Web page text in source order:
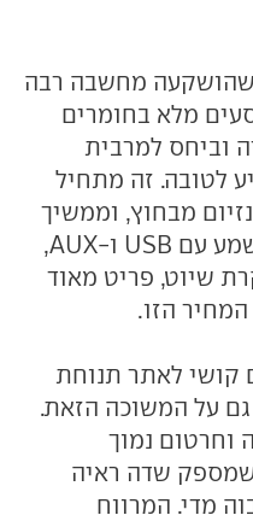
שהושקעה מחשבה רבה
מלא בחומרים
וביחס למרבית
לטובה. זה מתחיל
מבחוץ, וממשיך
למסך המגע הכולל מערכת שמע עם USB ו-AUX,
שיוט, פריט מאוד
המחיר הזו.
קושי לאתר תנוחת
על המשוכה הזאת.
וחרטום נמוך
שדה ראיה
מדי. המרווח